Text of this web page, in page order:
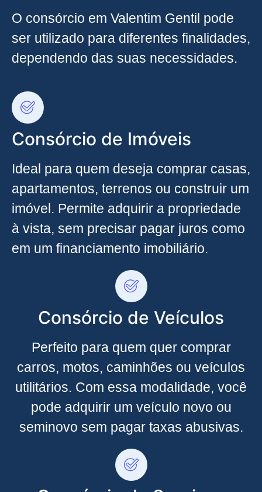
O consórcio em Valentim Gentil pode
ser utilizado para diferentes finalidades,
dependendo das suas necessidades.
Consórcio de Imóveis
Ideal para quem deseja comprar casas,
apartamentos, terrenos ou construir um
imóvel. Permite adquirir a propriedade
à vista, sem precisar pagar juros como
em um financiamento imobiliário.
Consórcio de Veículos
Perfeito para quem quer comprar
carros, motos, caminhões ou veículos
utilitários. Com essa modalidade, você
pode adquirir um veículo novo ou
seminovo sem pagar taxas abusivas.